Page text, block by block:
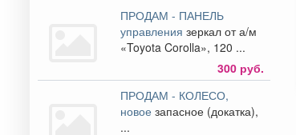
ПРОДАМ - ПАНЕЛЬ
управлениязеркал от а/м
«Toyota Corolla», 120 ...
300 руб.
ПРОДАМ - КОЛЕСО,
новоезапасное (докатка),
...